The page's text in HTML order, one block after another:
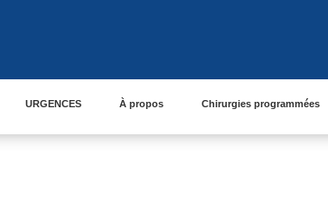
URGENCES À propos Chirurgies programmées